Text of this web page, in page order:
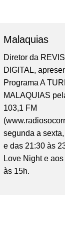
Malaquias
Diretor da
DIGITAL,
Programa A
MALAQUIAS
103,1 FM
segunda a
e das 21:30 às
Love Night e
às 15h.